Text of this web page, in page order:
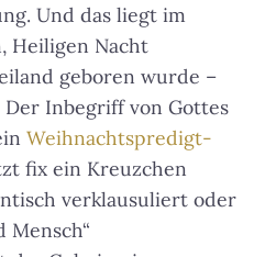
Und das liegt im
Heiligen Nacht
geboren wurde –
Inbegriff von Gottes
Weihnachtspredigt-
fix ein Kreuzchen
verklausuliert oder
Mensch“